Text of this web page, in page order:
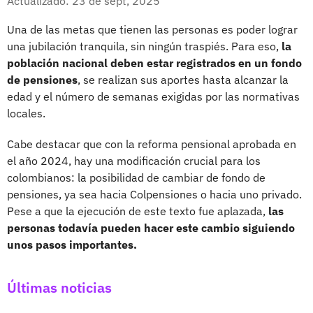
Una de las metas que tienen las personas es poder lograr
una jubilación tranquila, sin ningún traspiés. Para eso, la
población nacional deben estar registrados en un fondo
de pensiones, se realizan sus aportes hasta alcanzar la
edad y el número de semanas exigidas por las normativas
locales.
Cabe destacar que con la reforma pensional aprobada en
el año 2024, hay una modificación crucial para los
colombianos: la posibilidad de cambiar de fondo de
pensiones, ya sea hacia Colpensiones o hacia uno privado.
Pese a que la ejecución de este texto fue aplazada, las
personas todavía pueden hacer este cambio siguiendo
unos pasos importantes.
Últimas noticias